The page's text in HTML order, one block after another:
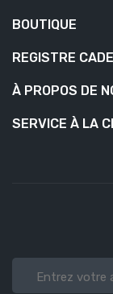
BOUTIQUE
REGISTRE
À PROPOS DE
SERVICE À LA